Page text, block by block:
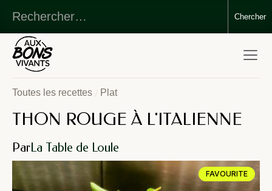
Toutes les recettes / Plat
THON ROUGE À L'ITALIENNE
ParLa Table de Loule
FAVOURITE